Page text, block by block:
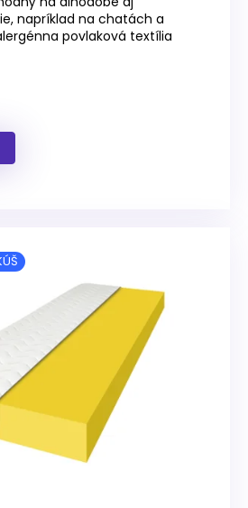
napríklad na chatách a
povlaková textília